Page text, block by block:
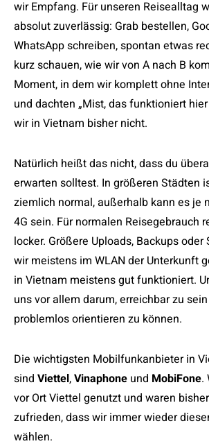
wir Empfang. Für unseren Reisealltag
absolut zuverlässig: Grab bestellen,
WhatsApp schreiben, spontan etwas
kurz schauen, wie wir von A nach B
Moment, in dem wir komplett ohne
und dachten „Mist, das funktioniert
wir in Vietnam bisher nicht.
Natürlich heißt das nicht, dass du
erwarten solltest. In größeren Städten
ziemlich normal, außerhalb kann es je
4G sein. Für normalen Reisegebrauch
locker. Größere Uploads, Backups
wir meistens im WLAN der Unterkunft
in Vietnam meistens gut funktioniert.
uns vor allem darum, erreichbar zu
problemlos orientieren zu können.
Die wichtigsten Mobilfunkanbieter in
sind Viettel,Vinaphone und MobiFone.
vor Ort Viettel genutzt und waren
zufrieden, dass wir immer wieder
wählen.